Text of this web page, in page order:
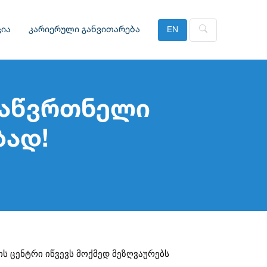
კარიერული განვითარება EN
ცენტრი იწვევს მოქმედ მეზღვაურებს